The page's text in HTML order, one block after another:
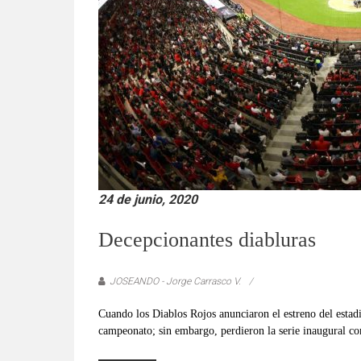
verificadas
y
al
instante,
así
como
un
análisis
serio
y
responsable
las
24 de junio, 2020
Decepcionantes diabluras
JOSEANDO - Jorge Carrasco V.
Cuando los Diablos Rojos anunciaron el estreno del
campeonato; sin embargo, perdieron la serie inaugural